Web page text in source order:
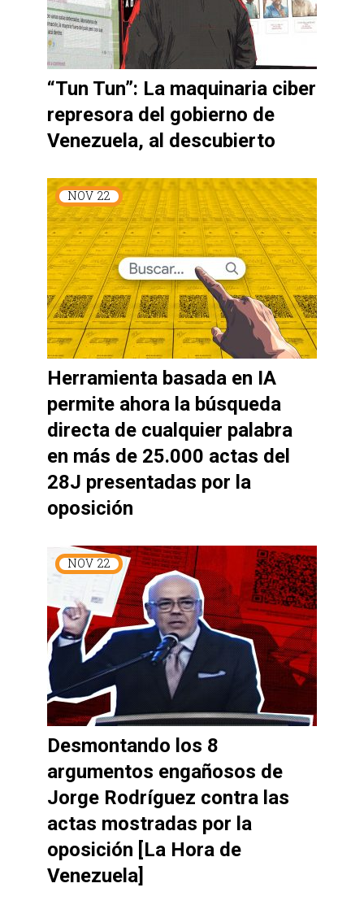
“Tun Tun”: La maquinaria ciber
represora del gobierno de
Venezuela, al descubierto
NOV 22
Herramienta basada en IA
permite ahora la búsqueda
directa de cualquier palabra
en más de 25.000 actas del
28J presentadas por la
oposición
NOV 22
Desmontando los 8
argumentos engañosos de
Jorge Rodríguez contra las
actas mostradas por la
oposición [La Hora de
Venezuela]